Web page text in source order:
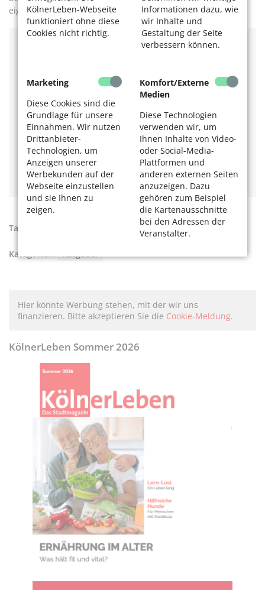
KölnerLeben-Webseite
funktioniert ohne diese
Cookies nicht richtig.
Informationen dazu, wie
wir Inhalte und
Gestaltung der Seite
verbessern können.
Marketing
Diese Cookies sind die
Grundlage für unsere
Einnahmen. Wir nutzen
Drittanbieter-
Technologien, um
Anzeigen unserer
Werbekunden auf der
Webseite einzustellen
und sie Ihnen zu
zeigen.
Komfort/Externe
Medien
Diese Technologien
verwenden wir, um
Ihnen Inhalte von Video-
oder Social-Media-
Plattformen und
anderen externen Seiten
anzuzeigen. Dazu
gehören zum Beispiel
die Kartenausschnitte
bei den Adressen der
Veranstalter.
eigenen Heims gibt.
Mehr Informationen finden Sie auf der Internetseite der
www.verbraucherzentrale.de.
Mehr zum Thema? Das könnte Sie auch interessieren:
Mehr zu Nießbrauch lesen Sie im Beitrag:Schenken
statt vererben.
Unsicher in Rechtsfragen?
Senioren-Rechtshilfe Köln
(SRK) bietet kostenfreie Rechtsberatung.
Erfahren Sie mehr über staatliche Zuschüsse bei den
Wohnkosten:Wer hat Anspruch auf Wohngeld?
Tags: Rechtsberatung , Wohnen in Köln
Kategorien: Ratgeber
Hier könnte Werbung stehen, mit der wir uns
finanzieren. Bitte akzeptieren Sie die Cookie-Meldung.
KölnerLeben Sommer 2026